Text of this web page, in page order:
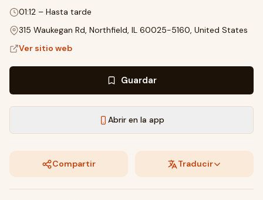
01:12 – Hasta tarde
315 Waukegan Rd, Northfield, IL 60025-5160, United States
Ver sitio web
Guardar
Abrir en la app
Compartir Traducir